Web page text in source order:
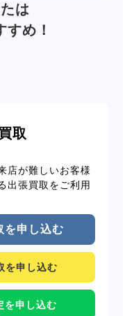
は
すめ！
取
店が難しいお客様
出張買取をご利用
を申し込む
を申し込む
を申し込む